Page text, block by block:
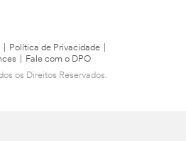
Política de Privacidade
Fale com o DPO
os Direitos Reservados.